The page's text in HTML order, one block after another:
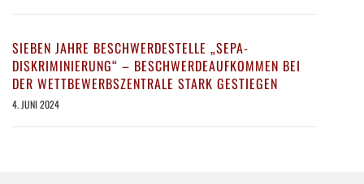
SIEBEN JAHRE BESCHWERDESTELLE „SEPA-
DISKRIMINIERUNG“ – BESCHWERDEAUFKOMMEN BEI
DER WETTBEWERBSZENTRALE STARK GESTIEGEN
4. JUNI 2024